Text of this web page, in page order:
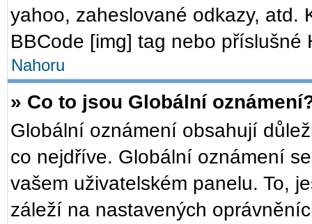
yahoo, zaheslované odkazy, atd.
BBCode [img] tag nebo příslušné
Nahoru
» Co to jsou Globální
Globální oznámení obsahují
co nejdříve. Globální oznámení
vašem uživatelském panelu. To,
záleží na nastavených